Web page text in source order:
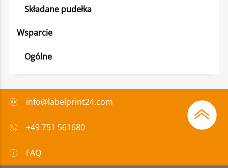
Składane pudełka
Wsparcie
Ogólne
info@labelprint24.com
+49 751 561680
FAQ